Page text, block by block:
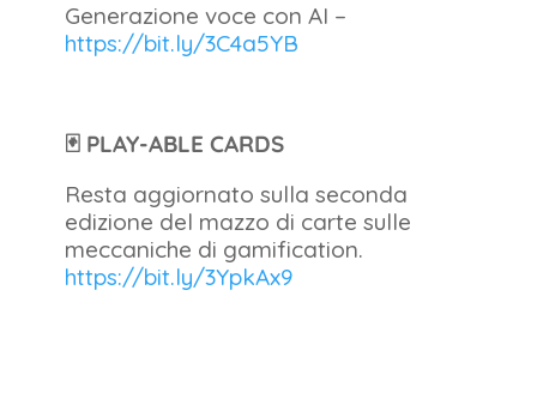
Generazione voce con AI –
https://bit.ly/3C4a5YB
🃏 PLAY-ABLE CARDS
Resta aggiornato sulla seconda
edizione del mazzo di carte sulle
meccaniche di gamification.
https://bit.ly/3YpkAx9